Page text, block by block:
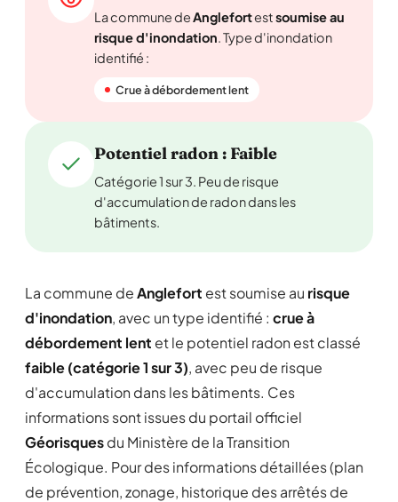
La commune deAnglefortestsoumise au
risque d'inondation. Type d'inondation
identifié :
Crue à débordement lent
Potentiel radon : Faible
Catégorie 1 sur 3. Peu de risque
d'accumulation de radon dans les
bâtiments.
La commune deAnglefort est soumise au risque
d'inondation, avec un type identifié : crue à
débordement lent et le potentiel radon est classé
faible (catégorie 1 sur 3), avec peu de risque
d'accumulation dans les bâtiments. Ces
informations sont issues du portail officiel
Géorisquesdu Ministère de la Transition
Écologique. Pour des informations détaillées (plan
de prévention, zonage, historique des arrêtés de